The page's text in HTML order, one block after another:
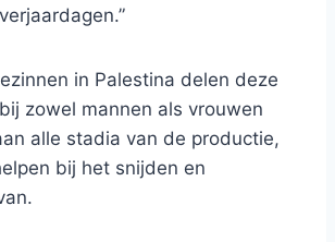
in Palestina delen deze
zowel mannen als vrouwen
alle stadia van de productie,
bij het snijden en